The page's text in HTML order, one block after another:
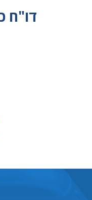
דו"ח